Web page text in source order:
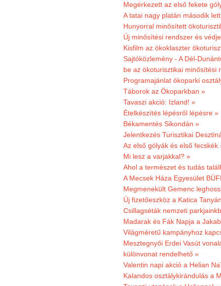
Megérkezett az első fekete
A tatai nagy platán második
Hunyorral minősített
Új minősítési rendszer és
Kisfilm az ökoklaszter
Sajtóközlemény - A Dél-
be az ökoturisztikai minősítési
Programajánlat ökoparki
Táborok az Ökoparkban »
Tavaszi akció: Izland! »
Ételkészítés lépésről lépésre »
Békamentés Sikondán »
Jelentkezés Turisztikai
Az első gólyák és első fecskék
Mi lesz a varjakkal? »
Ahol a természet és tudás
A Mecsek Háza Egyesület
Megmenekült Gemenc
Új fizetőeszköz a Katica
Csillagséták nemzeti
Madarak és Fák Napja a
Világméretű kampányhoz
Mesztegnyői Erdei Vasút
különvonat rendelhető »
Valentin napi akció a Helian
Kalandos osztálykirándulás a